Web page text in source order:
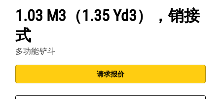
1.03 M3（1.35 Yd3），销接
式
多功能铲斗
请求报价